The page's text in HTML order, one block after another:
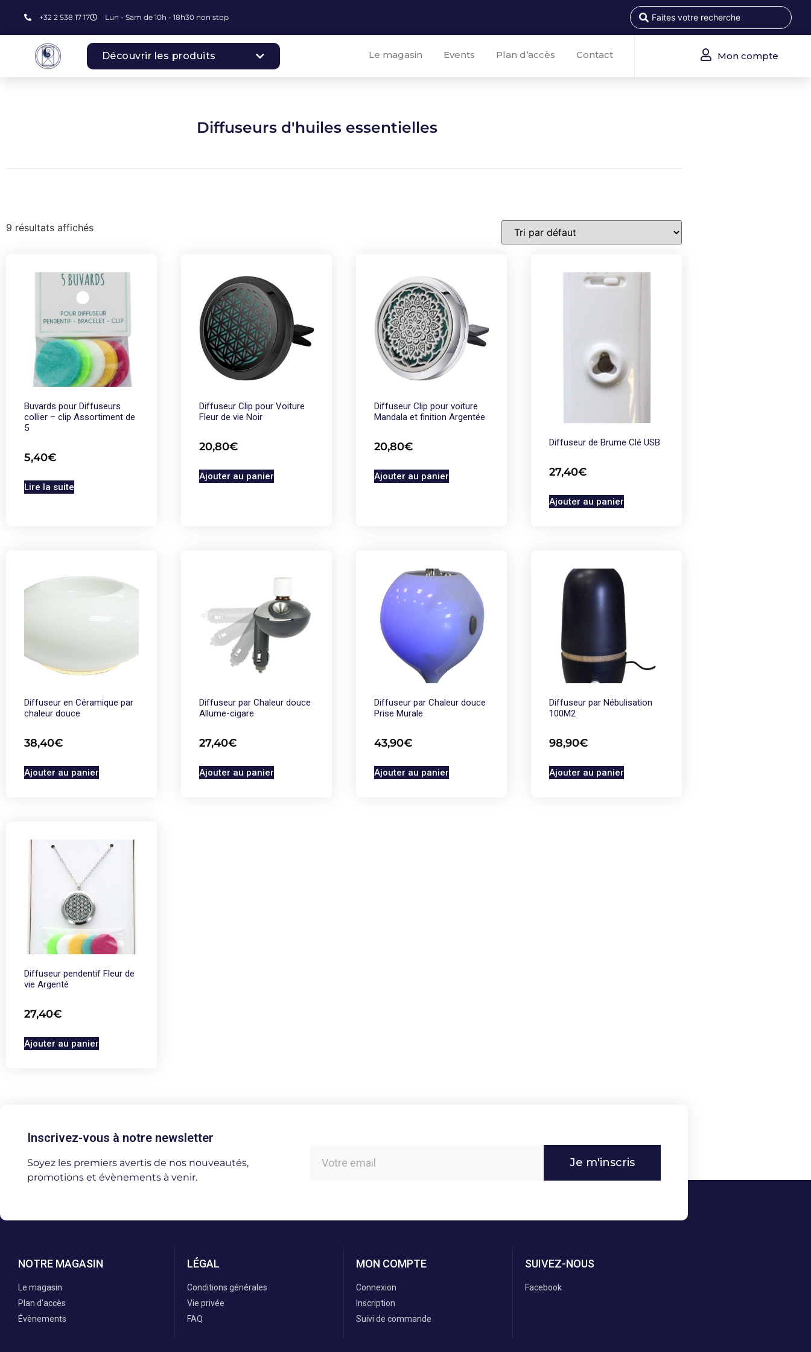
+32 2 538 17 17 Lun - Sam de 10h - 18h30 non stop
Découvrir les produits Le magasin Events Plan d’accès Contact Mon compte
Diffuseurs d'huiles essentielles
9 résultats affichés
Buvards pour Diffuseurs
collier – clip Assortiment de
5
5,40€
Lire la suite
Diffuseur Clip pour Voiture
Fleur de vie Noir
20,80€
Ajouter au panier
Diffuseur Clip pour voiture
Mandala et finition Argentée
20,80€
Ajouter au panier
Diffuseur de Brume Clé USB
27,40€
Ajouter au panier
Diffuseur en Céramique par
chaleur douce
38,40€
Ajouter au panier
Diffuseur par Chaleur douce
Allume-cigare
27,40€
Ajouter au panier
Diffuseur par Chaleur douce
Prise Murale
43,90€
Ajouter au panier
Diffuseur par Nébulisation
100M2
98,90€
Ajouter au panier
Diffuseur pendentif Fleur de
vie Argenté
27,40€
Ajouter au panier
Inscrivez-vous à notre newsletter
Soyez les premiers avertis de nos nouveautés,
promotions et évènements à venir.
Je m'inscris
NOTRE MAGASIN
Le magasin
Plan d'accès
Évènements
LÉGAL
Conditions générales
Vie privée
FAQ
MON COMPTE
Connexion
Inscription
Suivi de commande
SUIVEZ-NOUS
Facebook